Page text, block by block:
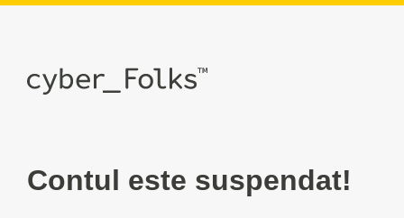
Contul este suspendat!